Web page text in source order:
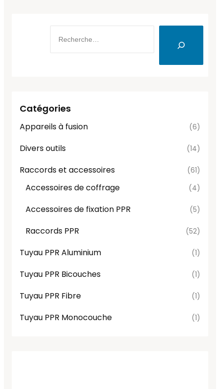
Catégories
Appareils à fusion (6)
Divers outils (14)
Raccords et accessoires (61)
Accessoires de coffrage (4)
Accessoires de fixation PPR (5)
Raccords PPR (52)
Tuyau PPR Aluminium (1)
Tuyau PPR Bicouches (1)
Tuyau PPR Fibre (1)
Tuyau PPR Monocouche (1)